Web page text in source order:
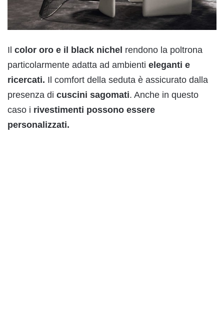
Il color oro e il black nichel rendono la poltrona
particolarmente adatta ad ambienti eleganti e
ricercati. Il comfort della seduta è assicurato dalla
presenza di cuscini sagomati. Anche in questo
caso i rivestimenti possono essere
personalizzati.